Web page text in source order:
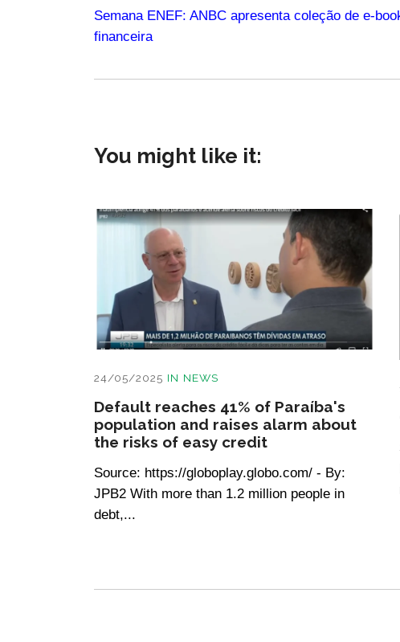
Semana ENEF: ANBC apresenta coleção de e-
financeira
You might like it:
24/05/2025 IN NEWS
Default reaches 41% of Paraíba's
population and raises alarm about
the risks of easy credit
Source: https://globoplay.globo.com/ - By:
JPB2 With more than 1.2 million people in
debt,...